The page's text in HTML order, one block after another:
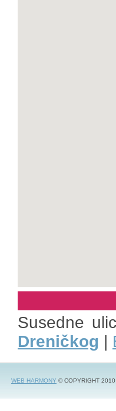
Susedne
Dreničkog |
WEB HARMONY © COPYRIGHT 2010.